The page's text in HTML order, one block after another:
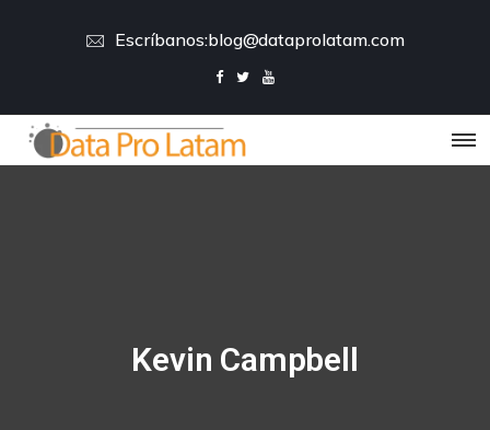
Escríbanos:blog@dataprolatam.com
Kevin Campbell